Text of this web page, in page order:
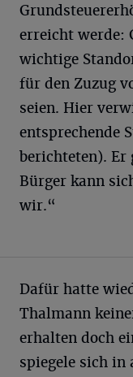
erreicht werde:
wichtige
für den Zuzug
seien. Hier
entsprechende
berichteten). Er
Bürger kann
wir.“
Dafür hatte
Thalmann
erhalten doch
spiegele sich in